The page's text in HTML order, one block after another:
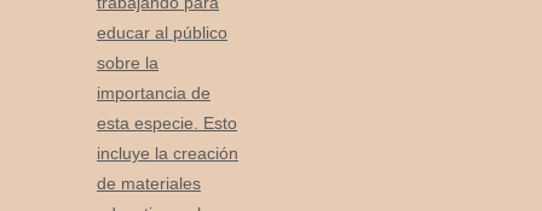
educar al público
sobre la
importancia de
esta especie. Esto
incluye la creación
de materiales